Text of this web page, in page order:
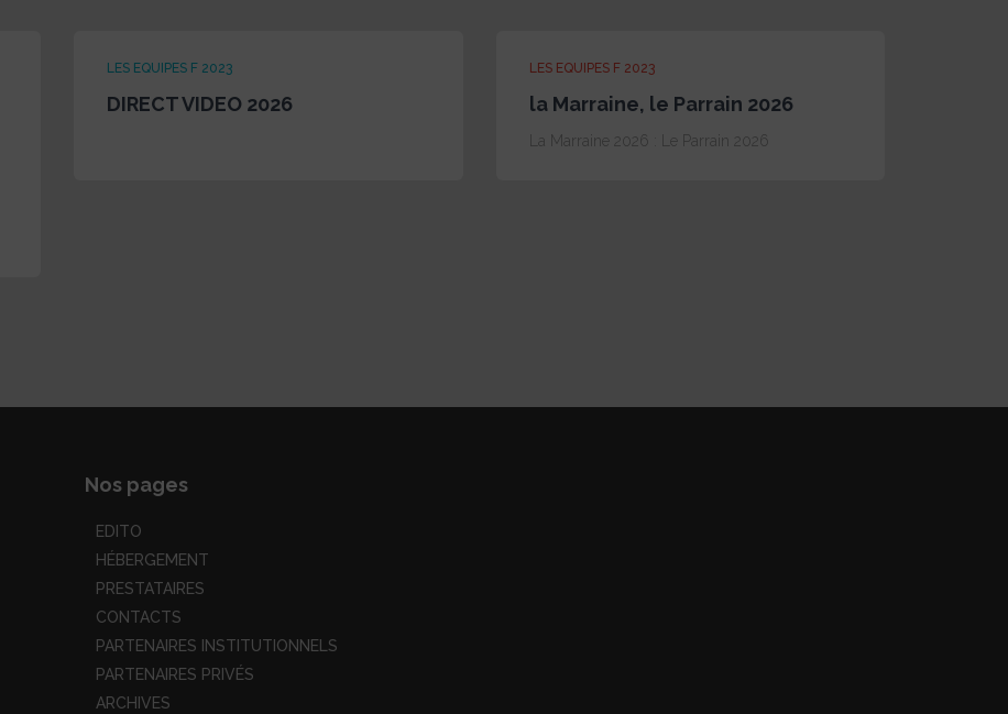
LES EQUIPES F 2023
DIRECT VIDEO 2026
LES EQUIPES F 2023
la Marraine, le Parrain 2026
La Marraine 2026 : Le Parrain 2026
Nos pages
EDITO
HÉBERGEMENT
PRESTATAIRES
CONTACTS
PARTENAIRES INSTITUTIONNELS
PARTENAIRES PRIVÉS
ARCHIVES